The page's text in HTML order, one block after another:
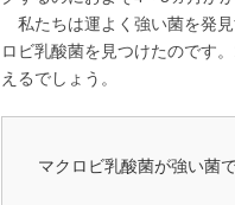
私たちは運よく強い菌を発
ロビ乳酸菌を見つけたのです
えるでしょう。
マクロビ乳酸菌が強い菌